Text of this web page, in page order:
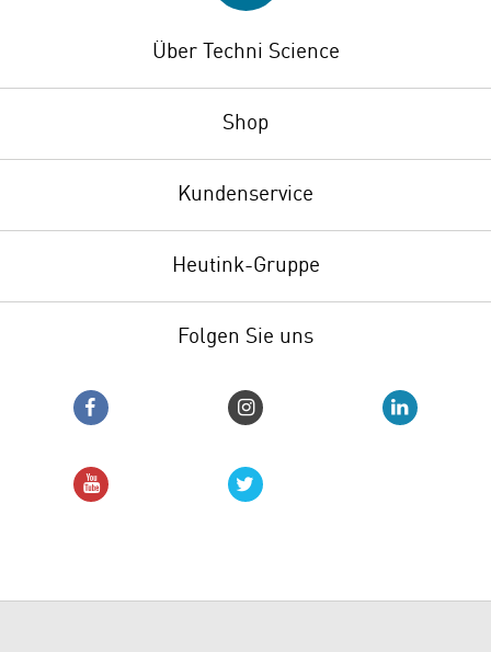
Über Techni Science
Shop
Kundenservice
Heutink-Gruppe
Folgen Sie uns